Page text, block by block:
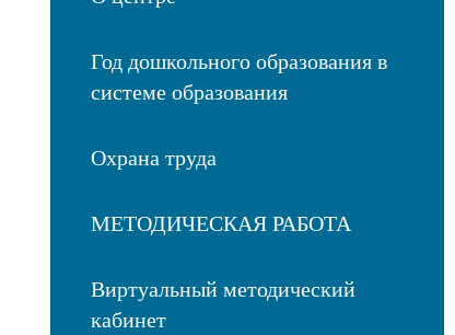
Год дошкольного образования в
системе образования
Охрана труда
МЕТОДИЧЕСКАЯ РАБОТА
Виртуальный методический
кабинет